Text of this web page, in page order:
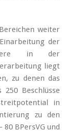
weiter
der
in der
liegt
zu denen das
Beschlüsse
in
zu den
BPersVG und